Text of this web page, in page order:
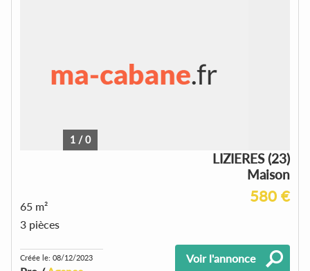
1 /0
LIZIERES (23)
Maison
580 €
65 m²
3 pièces
Créée le: 08/12/2023 Voir l'annonce